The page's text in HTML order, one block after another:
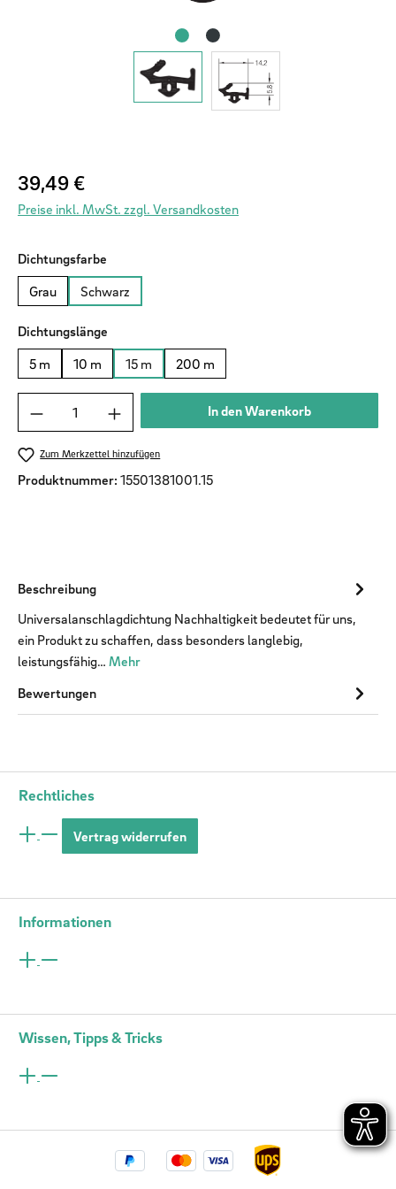
Regulärer Preis:
39,49 €
Preise inkl. MwSt. zzgl. Versandkosten
Dichtungsfarbe
Grau
Schwarz
Dichtungslänge
5 m
10 m 15 m 200 m
Produkt Anzahl: Gib den gewünschten Wert
In den Warenkorb
Zum Merkzettel hinzufügen
Produktnummer: 15501381001.15
Beschreibung
Universalanschlagdichtung Nachhaltigkeit bedeutet für uns,
ein Produkt zu schaffen, dass besonders langlebig,
leistungsfähig… Mehr
Bewertungen
Rechtliches
Vertrag widerrufen
Informationen
Wissen, Tipps & Tricks